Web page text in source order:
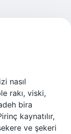
nasıl
rakı, viski,
bira
kaynatılır,
ve şekeri